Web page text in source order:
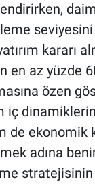
kararı
en az yüzde
özen
iç
de ekonomik
adına
stratejisinin